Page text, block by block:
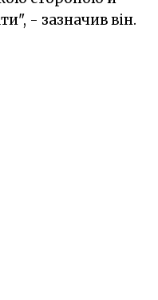
- зазначив він.